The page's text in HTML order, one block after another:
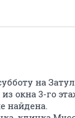
на
окна 3-го
найдена.